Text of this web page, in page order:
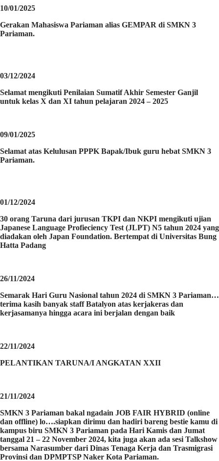
10/01/2025
Gerakan Mahasiswa Pariaman alias GEMPAR di SMKN 3
Pariaman.
03/12/2024
Selamat mengikuti Penilaian Sumatif Akhir Semester Ganjil
untuk kelas X dan XI tahun pelajaran 2024 – 2025
09/01/2025
Selamat atas Kelulusan PPPK Bapak/Ibuk guru hebat SMKN 3
Pariaman.
01/12/2024
30 orang Taruna dari jurusan TKPI dan NKPI mengikuti ujian
Japanese Language Profieciency Test (JLPT) N5 tahun 2024 yang
diadakan oleh Japan Foundation. Bertempat di Universitas Bung
Hatta Padang
26/11/2024
Semarak Hari Guru Nasional tahun 2024 di SMKN 3 Pariaman…
terima kasih banyak staff Batalyon atas kerjakeras dan
kerjasamanya hingga acara ini berjalan dengan baik
22/11/2024
PELANTIKAN TARUNA/I ANGKATAN XXII
21/11/2024
SMKN 3 Pariaman bakal ngadain JOB FAIR HYBRID (online
dan offline) lo….siapkan dirimu dan hadiri bareng bestie kamu di
kampus biru SMKN 3 Pariaman pada Hari Kamis dan Jumat
tanggal 21 – 22 November 2024, kita juga akan ada sesi Talkshow
bersama Narasumber dari Dinas Tenaga Kerja dan Trasmigrasi
Provinsi dan DPMPTSP Naker Kota Pariaman.